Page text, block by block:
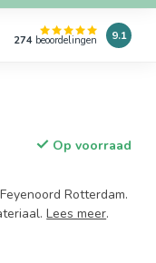
274 beoordelingen 9.1
Op voorraad
Rotterdam.
Lees meer.